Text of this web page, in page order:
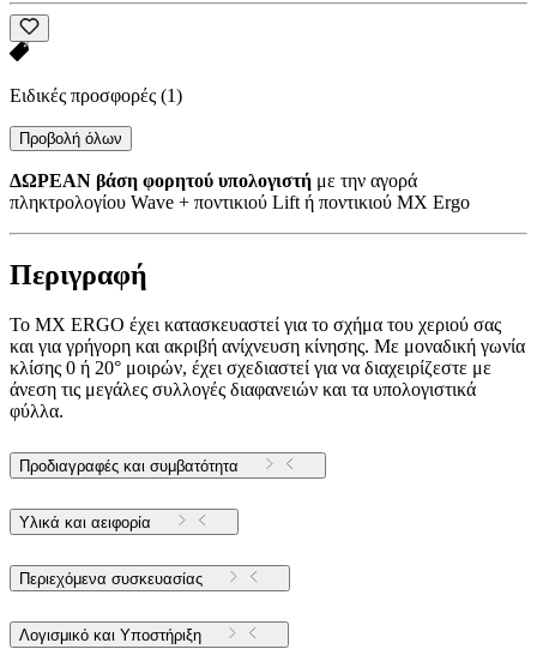
Ειδικές προσφορές (1)
Προβολή όλων
ΔΩΡΕΑΝ βάση φορητού υπολογιστή με την αγορά
πληκτρολογίου Wave + ποντικιού Lift ή ποντικιού MX Ergo
Περιγραφή
Το MX ERGO έχει κατασκευαστεί για το σχήμα του χεριού σας
και για γρήγορη και ακριβή ανίχνευση κίνησης. Με μοναδική γωνία
κλίσης 0 ή 20° μοιρών, έχει σχεδιαστεί για να διαχειρίζεστε με
άνεση τις μεγάλες συλλογές διαφανειών και τα υπολογιστικά
φύλλα.
Προδιαγραφές και συμβατότητα
Υλικά και αειφορία
Περιεχόμενα συσκευασίας
Λογισμικό και Υποστήριξη